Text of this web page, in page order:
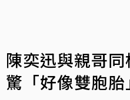
陳奕迅與親哥
驚「好像雙胞胎